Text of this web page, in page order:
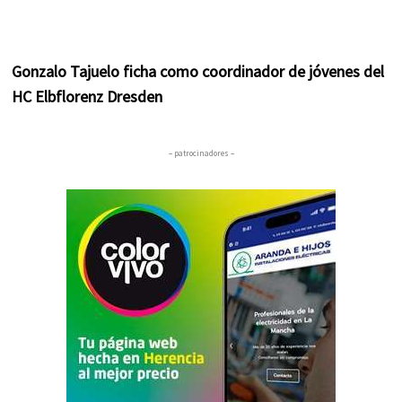
Gonzalo Tajuelo ficha como coordinador de jóvenes del
HC Elbflorenz Dresden
– patrocinadores –